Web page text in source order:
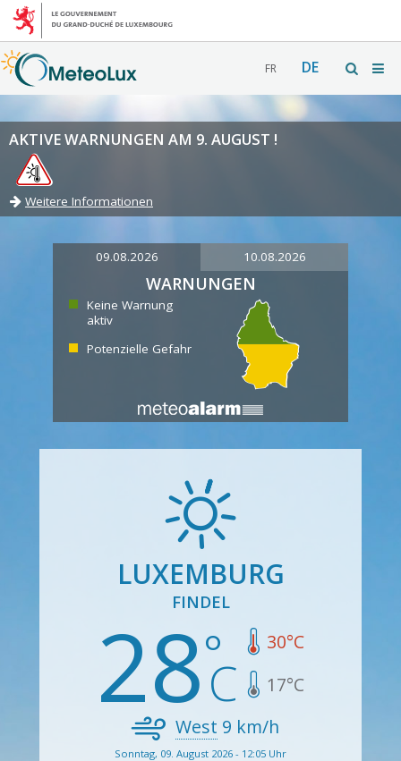
FR DE
AKTIVE WARNUNGEN AM 9. AUGUST !
Weitere Informationen
09.08.2026 10.08.2026
WARNUNGEN
Keine Warnung
aktiv
Potenzielle Gefahr
LUXEMBURG
FINDEL
28 30°C
17°C
West 9 km/h
Sonntag, 09. August 2026 - 12:05 Uhr